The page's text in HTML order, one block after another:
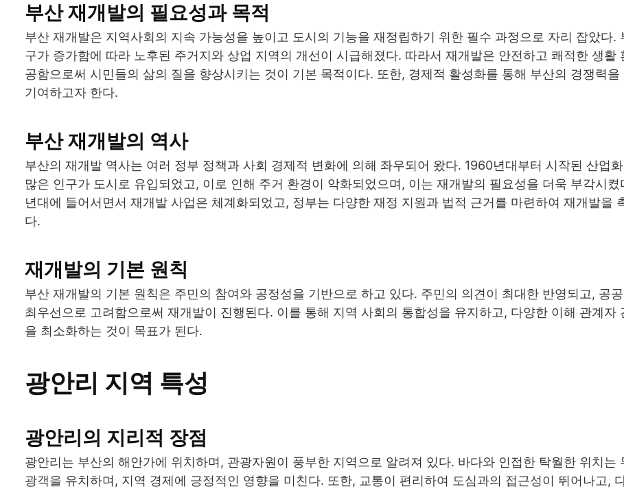
부산 재개발의 필요성과 목적
부산 재개발은 지역사회의 지속 가능성을 높이고 도시의 기능을 재정립하기 위한 필수 과정으로 자리 잡았다.
구가 증가함에 따라 노후된 주거지와 상업 지역의 개선이 시급해졌다. 따라서 재개발은 안전하고 쾌적한 생활
공함으로써 시민들의 삶의 질을 향상시키는 것이 기본 목적이다. 또한, 경제적 활성화를 통해 부산의 경쟁력을
기여하고자 한다.
부산 재개발의 역사
부산의 재개발 역사는 여러 정부 정책과 사회 경제적 변화에 의해 좌우되어 왔다. 1960년대부터 시작된 산업
많은 인구가 도시로 유입되었고, 이로 인해 주거 환경이 악화되었으며, 이는 재개발의 필요성을 더욱 부각시
년대에 들어서면서 재개발 사업은 체계화되었고, 정부는 다양한 재정 지원과 법적 근거를 마련하여 재개발을
다.
재개발의 기본 원칙
부산 재개발의 기본 원칙은 주민의 참여와 공정성을 기반으로 하고 있다. 주민의 의견이 최대한 반영되고, 공
최우선으로 고려함으로써 재개발이 진행된다. 이를 통해 지역 사회의 통합성을 유지하고, 다양한 이해 관계자
을 최소화하는 것이 목표가 된다.
광안리 지역 특성
광안리의 지리적 장점
광안리는 부산의 해안가에 위치하며, 관광자원이 풍부한 지역으로 알려져 있다. 바다와 인접한 탁월한 위치는
광객을 유치하며, 지역 경제에 긍정적인 영향을 미친다. 또한, 교통이 편리하여 도심과의 접근성이 뛰어나고,